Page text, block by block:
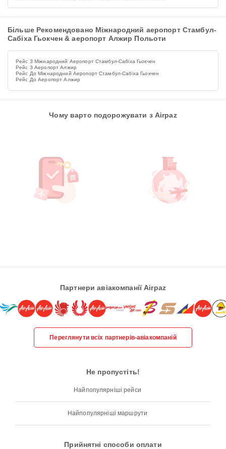
Більше Рекомендовано Міжнародний аеропорт Стамбул-
Сабіха Гьокчен & аеропорт Алжир Польоти
Рейс З Міжнародний Аеропорт Стамбул-Сабіха Гьокчен
Рейс З Аеропорт Алжир
Рейс До Міжнародний Аеропорт Стамбул-Сабіха Гьокчен
Рейс До Аеропорт Алжир
Чому варто подорожувати з Airpaz
Партнери авіакомпанії Airpaz
Переглянути всіх партнерів-авіакомпаній
Не пропустіть!
Найпопулярніші рейси
Найпопулярніші маршрути
Прийнятні способи оплати